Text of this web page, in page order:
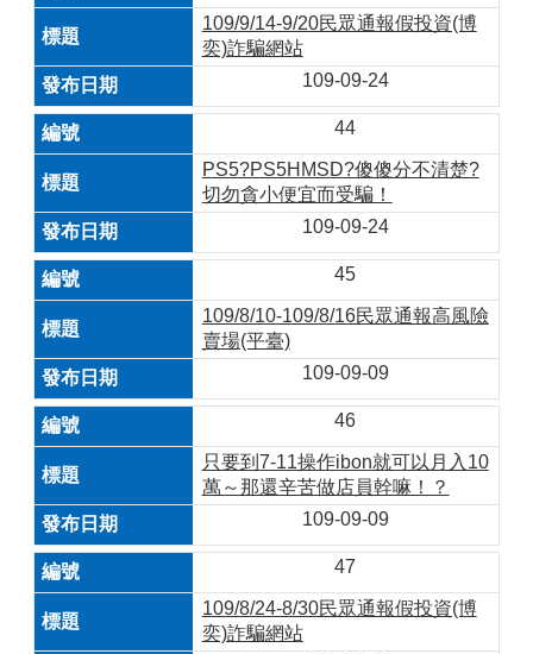
109/9/14-9/20民眾通報假投資(博
奕)詐騙網站
109-09-24
44
PS5?PS5HMSD?傻傻分不清楚?
切勿貪小便宜而受騙！
109-09-24
45
109/8/10-109/8/16民眾通報高風險
賣場(平臺)
109-09-09
46
只要到7-11操作ibon就可以月入10
萬～那還辛苦做店員幹嘛！？
109-09-09
47
109/8/24-8/30民眾通報假投資(博
奕)詐騙網站